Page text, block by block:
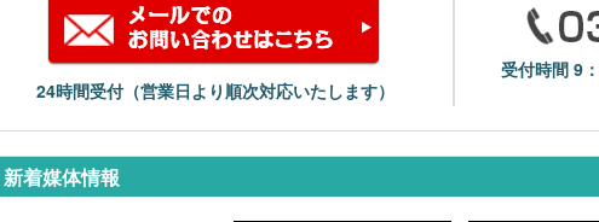
24時間受付（営業日より順次対応いたします）
受付時間 9
新着媒体情報